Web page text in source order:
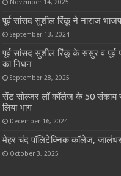
November 14, 2025
पूर्व सांसद सुशील रिंकू ने नाराज
September 13, 2024
पूर्व सांसद सुशील रिंकू के ससुर व पूर्व
का निधन
September 28, 2025
सेंट सोल्जर लॉ कॉलेज के 50 संकाय
लिया भाग
December 16, 2024
मेहर चंद पॉलिटेक्निक कॉलेज, जालंधर
October 3, 2025